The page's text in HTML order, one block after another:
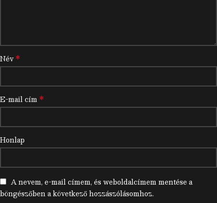
Név *
E-mail cím *
Honlap
A nevem, e-mail címem, és weboldalcímem mentése a
böngészőben a következő hozzászólásomhoz.